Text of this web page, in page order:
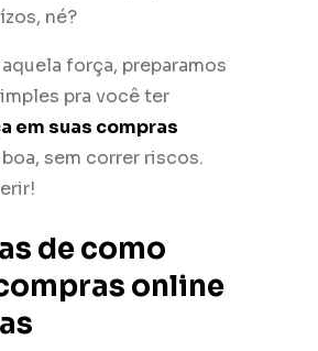
né?
força, preparamos
pra você ter
em suas compras
sem correr riscos.
de como
online